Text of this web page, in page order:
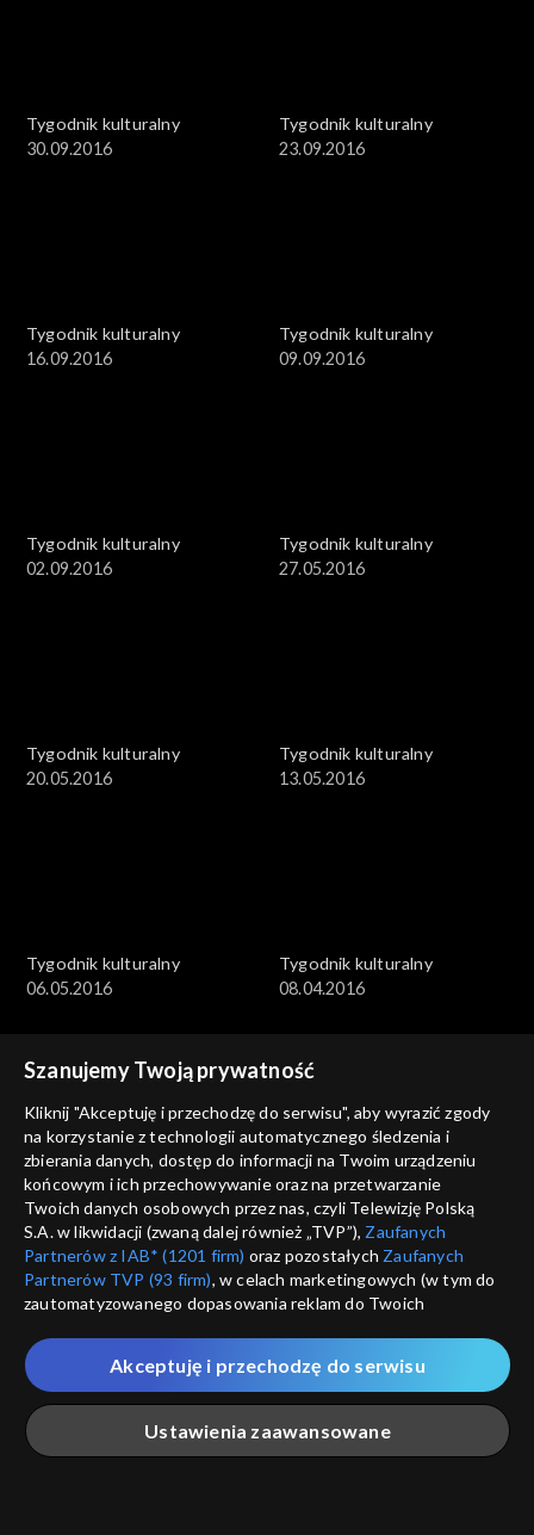
Tygodnik kulturalny
30.09.2016
Tygodnik kulturalny
23.09.2016
Tygodnik kulturalny
16.09.2016
Tygodnik kulturalny
09.09.2016
Tygodnik kulturalny
02.09.2016
Tygodnik kulturalny
27.05.2016
Tygodnik kulturalny
20.05.2016
Tygodnik kulturalny
13.05.2016
Tygodnik kulturalny
06.05.2016
Tygodnik kulturalny
08.04.2016
Tygodnik kulturalny
01.04.2016
Tygodnik kulturalny
25.03.2016
Tygodnik kulturalny
18.03.2016
Tygodnik kulturalny
26.02.2016
Szanujemy Twoją prywatność
Kliknij "Akceptuję i przechodzę do serwisu", aby wyrazić zgody
na korzystanie z technologii automatycznego śledzenia i
zbierania danych, dostęp do informacji na Twoim urządzeniu
końcowym i ich przechowywanie oraz na przetwarzanie
Twoich danych osobowych przez nas, czyli Telewizję Polską
S.A. w likwidacji (zwaną dalej również „TVP”), Zaufanych
Partnerów z IAB* (1201 firm) oraz pozostałych Zaufanych
Partnerów TVP (93 firm), w celach marketingowych (w tym do
zautomatyzowanego dopasowania reklam do Twoich
które wskazujemy poniżej, a także zgody na udostępnianie
przez nas identyfikatora PPID do Google.
Twoje dane osobowe zbierane podczas odwiedzania przez
Ciebie naszych
poszczególnych serwisówzwanych dalej
„Portalem”, w tym informacje zapisywane za pomocą
Ustawienia zaawansowane
Akceptuję i przechodzę do serwisu